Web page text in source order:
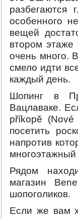
разбегаются
особенного
вещей
втором этаже
очень много.
смело идти
каждый день.
Шопинг в
Вацлаваке.
příkopě
посетить
напротив
многоэтажный
Рядом
магазин
шопоголиков.
Если же вам